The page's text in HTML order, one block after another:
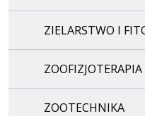
ZIELARSTWO I
ZOOTECHNIKA